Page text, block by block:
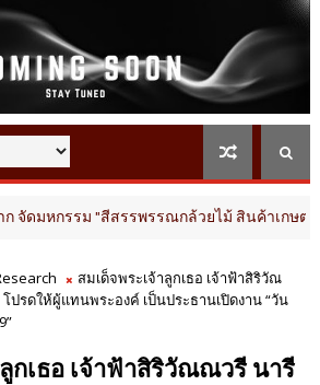
รพรรณกล้วยไม้ สินค้าเกษตรดี นครปฐมการั
สมเด็จพระเจ้าลูกเธอ เจ้าฟ้าสิริวัณ
รดให้ผู้แทนพระองค์ เป็นประธานเปิดงาน “วัน
กเธอ เจ้าฟ้าสิริวัณณวรี นารี